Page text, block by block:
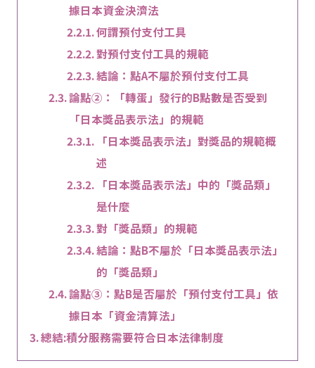
據日本資金決濟法
何謂預付支付工具
對預付支付工具的規範
結論：點A不屬於預付支付工具
論點②：「轉蛋」發行的B點數是否受到
「日本獎品表示法」的規範
「日本獎品表示法」對獎品的規範概
述
「日本獎品表示法」中的「獎品類」
是什麼
對「獎品類」的規範
結論：點B不屬於「日本獎品表示法」
的「獎品類」
論點③：點B是否屬於「預付支付工具」依
據日本「資金清算法」
總結:積分服務需要符合日本法律制度